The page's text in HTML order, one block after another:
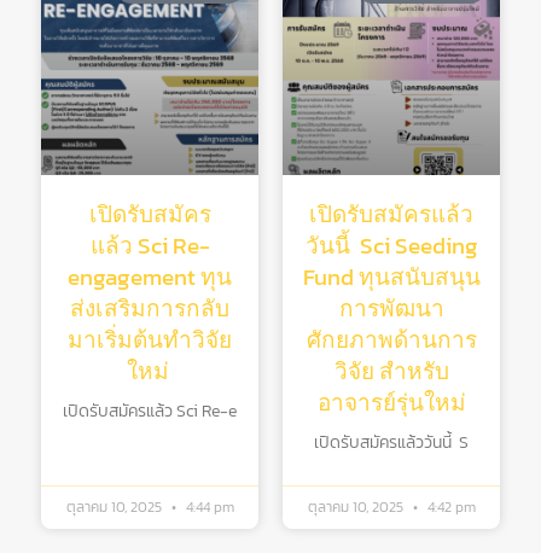
เปิดรับสมัคร
แล้ว Sci Re-
engagement ทุน
ส่งเสริมการกลับ
มาเริ่มต้นทําวิจัย
ใหม่
เปิดรับสมัครแล้ว Sci Re-e
ตุลาคม 10, 2025 4:44 pm
เปิดรับสมัครแล้ว
วันนี้ Sci Seeding
Fund ทุนสนับสนุน
การพัฒนา
ศักยภาพด้านการ
วิจัย สําหรับ
อาจารย์รุ่นใหม่
เปิดรับสมัครแล้ววันนี้ S
ตุลาคม 10, 2025 4:42 pm